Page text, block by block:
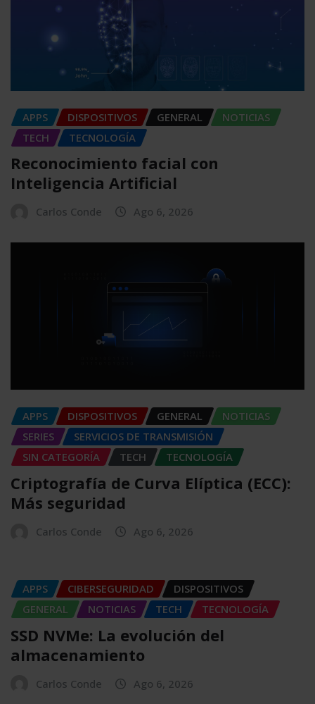
APPS DISPOSITIVOS GENERAL
NOTICIAS
TECH
TECNOLOGÍA
Reconocimiento facial con
Inteligencia Artificial
Carlos Conde Ago 6, 2026
APPS DISPOSITIVOS GENERAL
NOTICIAS
SERIES
SERVICIOS DE TRANSMISIÓN
SIN CATEGORÍA
TECH TECNOLOGÍA
Criptografía de Curva Elíptica (ECC):
Más seguridad
Carlos Conde Ago 6, 2026
APPS CIBERSEGURIDAD
DISPOSITIVOS
GENERAL
NOTICIAS TECH TECNOLOGÍA
SSD NVMe: La evolución del
almacenamiento
Carlos Conde Ago 6, 2026